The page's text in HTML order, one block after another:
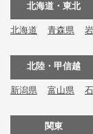
北海道・東北
北海道 青森県
北陸・甲信越
新潟県 富山県
関東